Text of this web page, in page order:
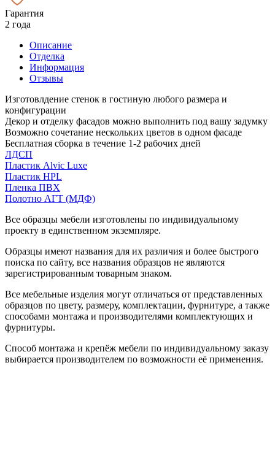
Гарантия
2 года
Описание
Отделка
Информация
Отзывы
Изготовлдение стенок в гостиную любого размера и
конфигурации
Декор и отделку фасадов можно выполнить под вашу задумку
Возможно сочетание нескольких цветов в одном фасаде
Бесплатная сборка в течение 1-2 рабочих дней
ЛДСП
Пластик Alvic Luxe
Пластик HPL
Пленка ПВХ
Полотно АГТ (МДФ)
Все образцы мебели изготовлены по индивидуальному
проекту в единственном экземпляре.
Образцы имеют названия для их различия и более быстрого
поиска по сайту, все названия образцов не являются
зарегистрированным товарным знаком.
Все мебельные изделия могут отличаться от представленных
образцов по цвету, размеру, комплектации, фурнитуре, а также
способами монтажа и производителями комплектующих и
фурнитуры.
Способ монтажа и крепёж мебели по индивидуальному заказу
выбирается производителем по возможности её применения.